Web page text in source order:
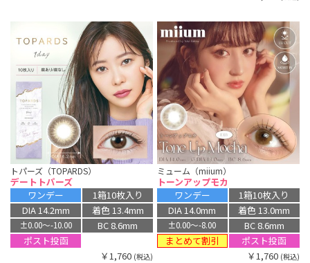
トパーズ（TOPARDS）
デートトパーズ
ワンデー
1箱10枚入り
DIA 14.2mm
着色 13.4mm
±0.00〜-10.00
BC 8.6mm
ポスト投函
￥1,760 (税込)
ミューム（miium）
トーンアップモカ
ワンデー
1箱10枚入り
DIA 14.0mm
着色 13.0mm
±0.00〜-8.00
BC 8.6mm
まとめて割引
ポスト投函
￥1,760 (税込)